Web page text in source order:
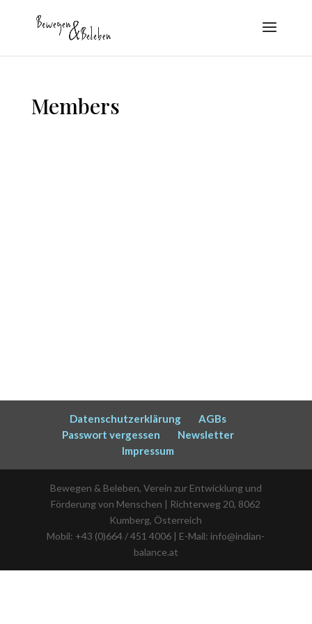
Members
Datenschutzerklärung
AGBs
Passwort vergessen
Newsletter
Impressum
Bewegen & Beleben, Verein zur Entwicklung und
Förderung von Menschen | Richterweg 20, 8062
Kumberg, Österreich
Mobil: +43 (0)664 / 451 4006 | E-Mail: info@indian-
balance.at